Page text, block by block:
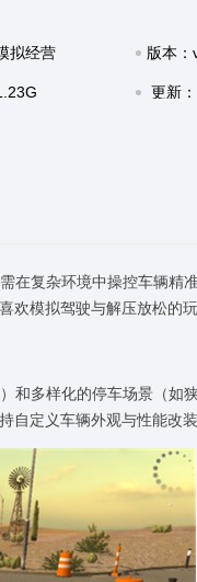
拟经营 版本：
更新
在复杂环境中操控车辆精
欢模拟驾驶与解压放松的玩
和多样化的停车场景（如
定义车辆外观与性能改